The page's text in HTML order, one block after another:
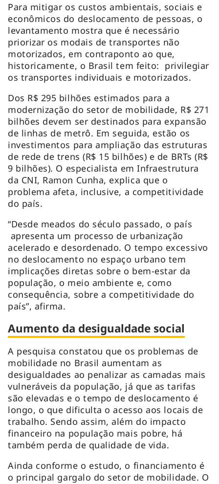
Para mitigar os custos ambientais, sociais e
econômicos do deslocamento de pessoas, o
levantamento mostra que é necessário
priorizar os modais de transportes não
motorizados, em contraponto ao que,
historicamente, o Brasil tem feito: privilegiar
os transportes individuais e motorizados.
Dos R$ 295 bilhões estimados para a
modernização do setor de mobilidade, R$ 271
bilhões devem ser destinados para expansão
de linhas de metrô. Em seguida, estão os
investimentos para ampliação das estruturas
de rede de trens (R$ 15 bilhões) e de BRTs (R$
9 bilhões). O especialista em Infraestrutura
da CNI, Ramon Cunha, explica que o
problema afeta, inclusive, a competitividade
do país.
“Desde meados do século passado, o país
apresenta um processo de urbanização
acelerado e desordenado. O tempo excessivo
no deslocamento no espaço urbano tem
implicações diretas sobre o bem-estar da
população, o meio ambiente e, como
consequência, sobre a competitividade do
país”, afirma.
Aumento da desigualdade social
A pesquisa constatou que os problemas de
mobilidade no Brasil aumentam as
desigualdades ao penalizar as camadas mais
vulneráveis da população, já que as tarifas
são elevadas e o tempo de deslocamento é
longo, o que dificulta o acesso aos locais de
trabalho. Sendo assim, além do impacto
financeiro na população mais pobre, há
também perda de qualidade de vida.
Ainda conforme o estudo, o financiamento é
o principal gargalo do setor de mobilidade. O